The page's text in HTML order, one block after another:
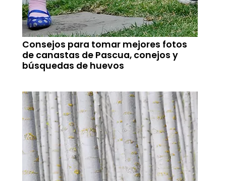
Consejos para tomar mejores fotos
de canastas de Pascua, conejos y
búsquedas de huevos